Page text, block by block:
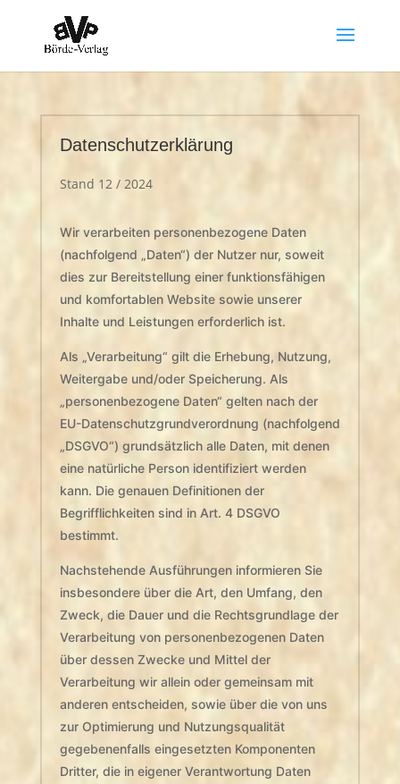
Datenschutzerklärung
Stand 12 / 2024
Wir verarbeiten personenbezogene Daten
(nachfolgend „Daten“) der Nutzer nur, soweit
dies zur Bereitstellung einer funktionsfähigen
und komfortablen Website sowie unserer
Inhalte und Leistungen erforderlich ist.
Als „Verarbeitung“ gilt die Erhebung, Nutzung,
Weitergabe und/oder Speicherung. Als
„personenbezogene Daten“ gelten nach der
EU-Datenschutzgrundverordnung (nachfolgend
„DSGVO“) grundsätzlich alle Daten, mit denen
eine natürliche Person identifiziert werden
kann. Die genauen Definitionen der
Begrifflichkeiten sind in Art. 4 DSGVO
bestimmt.
Nachstehende Ausführungen informieren Sie
insbesondere über die Art, den Umfang, den
Zweck, die Dauer und die Rechtsgrundlage der
Verarbeitung von personenbezogenen Daten
über dessen Zwecke und Mittel der
Verarbeitung wir allein oder gemeinsam mit
anderen entscheiden, sowie über die von uns
zur Optimierung und Nutzungsqualität
gegebenenfalls eingesetzten Komponenten
Dritter, die in eigener Verantwortung Daten